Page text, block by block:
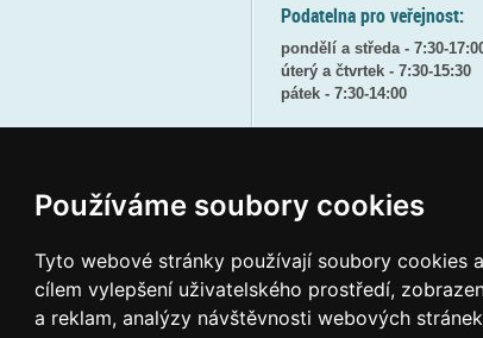
Používáme soubory cookies
Tyto webové stránky používají soubory cookies
cílem vylepšení uživatelského prostředí,
a reklam, analýzy návštěvnosti webových
Podatelna pro veřejnost:
pondělí a středa - 7:30-
úterý a čtvrtek - 7:30-15:30
pátek - 7:30-14:00
Elektronická podatelna:
ID datové schránky:vidaawt